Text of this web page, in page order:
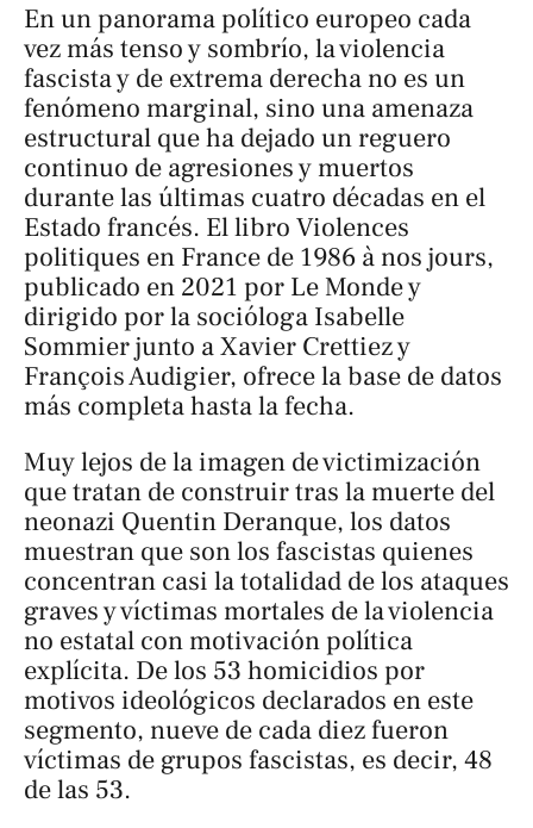
En un panorama político europeo cada
vez más tenso y sombrío, la violencia
fascista y de extrema derecha no es un
fenómeno marginal, sino una amenaza
estructural que ha dejado un reguero
continuo de agresiones y muertos
durante las últimas cuatro décadas en el
Estado francés. El libro Violences
politiques en France de 1986 à nos jours,
publicado en 2021 por Le Mondey
dirigido por la socióloga Isabelle
Sommier junto a Xavier Crettiez y
François Audigier, ofrece la base de datos
más completa hasta la fecha.
Muy lejos de la imagen de victimización
que tratan de construir tras la muerte del
neonazi Quentin Deranque, los datos
muestran que son los fascistas quienes
concentran casi la totalidad de los ataques
graves y víctimas mortales de la violencia
no estatal con motivación política
explícita. De los 53 homicidios por
motivos ideológicos declarados en este
segmento, nueve de cada diez fueron
víctimas de grupos fascistas, es decir, 48
de las 53.